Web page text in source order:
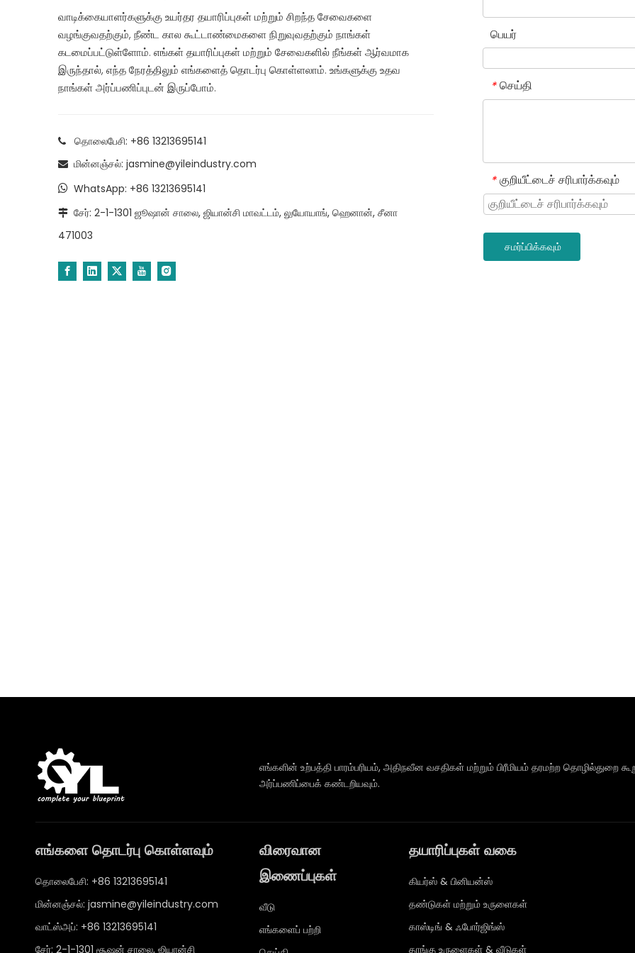
வாடிக்கையாளர்களுக்கு உயர்தர தயாரிப்புகள் மற்றும் சிறந்த சேவைகளை
வழங்குவதற்கும், நீண்ட கால கூட்டாண்மைகளை நிறுவுவதற்கும் நாங்கள்
கடமைப்பட்டுள்ளோம். எங்கள் தயாரிப்புகள் மற்றும் சேவைகளில் நீங்கள் ஆர்வமாக
இருந்தால், எந்த நேரத்திலும் எங்களைத் தொடர்பு கொள்ளலாம். உங்களுக்கு உதவ
நாங்கள் அர்ப்பணிப்புடன் இருப்போம்.
 தொலைபேசி: +86 13213695141
 மின்னஞ்சல்: jasmine@yileindustry.com
 WhatsApp: +86 13213695141
 சேர்: 2-1-1301 ஜூஷான் சாலை, ஜியான்சி மாவட்டம், லுயோயாங், ஹெனான், சீனா
471003
பெயர்
* செய்தி
* குறியீட்டைச் சரிபார்க்கவும்
சமர்ப்பிக்கவும்
எங்களின் உற்பத்தி பாரம்பரியம், அதிநவீன வசதிகள் மற்றும் பிரீமியம் தரமற்ற தொழில்துறை
அர்ப்பணிப்பைக் கண்டறியவும்.
எங்களை தொடர்பு கொள்ளவும்
தொலைபேசி: +86 13213695141
மின்னஞ்சல்: jasmine@yileindustry.com
வாட்ஸ்அப்: +86 13213695141
சேர்: 2-1-1301 சூஷன் சாலை, ஜியான்சி
விரைவான
இணைப்புகள்
வீடு
எங்களைப் பற்றி
தயாரிப்புகள் வகை
கியர்ஸ் & பினியன்ஸ்
தண்டுகள் மற்றும் உருளைகள்
காஸ்டிங் & ஃபோர்ஜிங்ஸ்
தாங்கு உருளைகள் & வீடுகள்